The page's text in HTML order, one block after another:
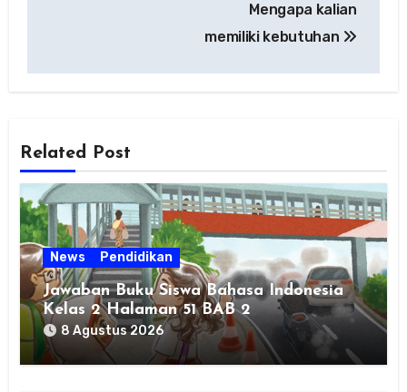
Mengapa kalian
memiliki kebutuhan
Related Post
News Pendidikan
Jawaban Buku Siswa Bahasa Indonesia
Kelas 2 Halaman 51 BAB 2
8 Agustus 2026